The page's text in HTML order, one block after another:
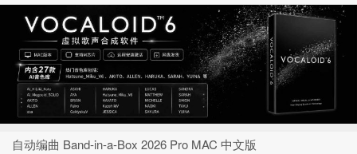
自动编曲 Band-in-a-Box 2026 Pro MAC 中文版